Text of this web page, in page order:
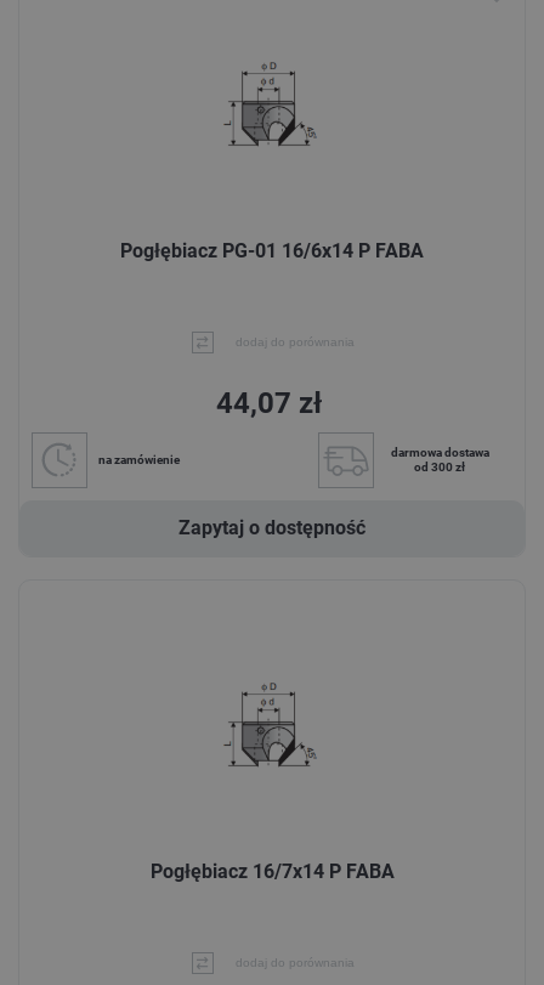
Pogłębiacz PG-01 16/6x14 P FABA
dodaj do porównania
44,07 zł
na zamówienie
darmowa dostawa
od 300 zł
Zapytaj o dostępność
Pogłębiacz 16/7x14 P FABA
dodaj do porównania